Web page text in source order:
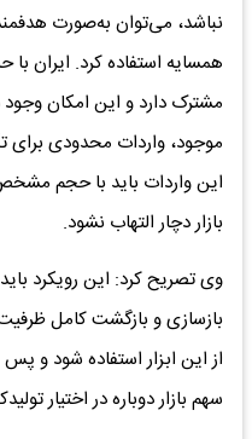
نباشد، می‌توان به‌صورت
مشترک دارد و این امکان
موجود، واردات محدودی برای
این واردات باید با حجم
بازار دچار التهاب نشود.
وی تصریح کرد: این رویکرد
بازسازی و بازگشت کامل ظرفیت
از این ابزار استفاده شود و پس
سهم بازار دوباره در اختیار